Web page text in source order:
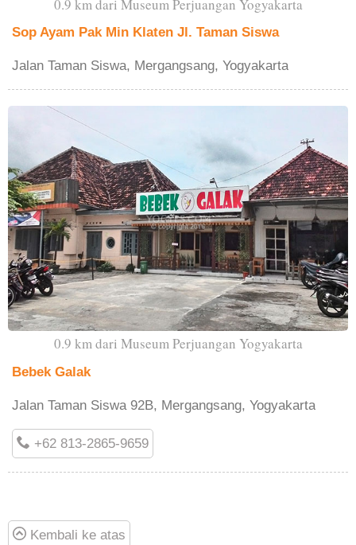
0.9 km dari Museum Perjuangan Yogyakarta
Sop Ayam Pak Min Klaten Jl. Taman Siswa
Jalan Taman Siswa, Mergangsang, Yogyakarta
0.9 km dari Museum Perjuangan Yogyakarta
Bebek Galak
Jalan Taman Siswa 92B, Mergangsang, Yogyakarta
+62 813-2865-9659
Kembali ke atas